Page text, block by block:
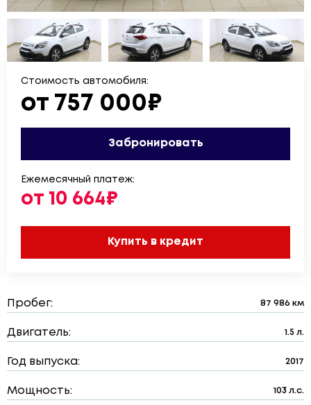
Стоимость автомобиля:
от 757 000₽
Забронировать
Ежемесячный платеж:
от 10 664₽
Купить в кредит
Пробег: 87 986 км
Двигатель: 1.5 л.
Год выпуска: 2017
Мощность: 103 л.с.